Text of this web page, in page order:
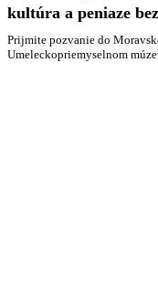
kultúra a peniaze
Prijmite pozvanie do
Umeleckopriemyselnom